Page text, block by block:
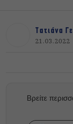
Τατιάνα
21.03.2022
Βρείτε